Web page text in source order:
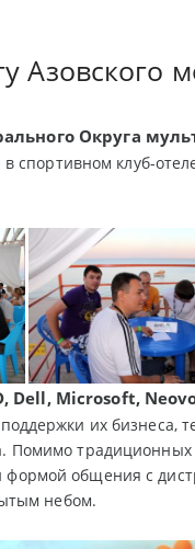
Азовского
Округа
спортивном клуб-
Dell, Microsoft,
их бизнеса,
Помимо традиционных
формой общения с
небом.